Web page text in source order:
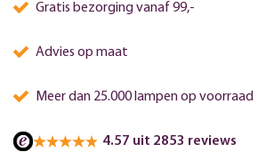
Gratis bezorging vanaf 99,-
Advies op maat
Meer dan 25.000 lampen op voorraad
4.57 uit 2853 reviews